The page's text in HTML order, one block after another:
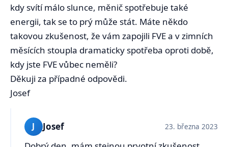
kdy svítí málo slunce, měnič spotřebuje také
energii, tak se to prý může stát. Máte někdo
takovou zkušenost, že vám zapojili FVE a v zimních
měsících stoupla dramaticky spotřeba oproti době,
kdy jste FVE vůbec neměli?
Děkuji za případné odpovědi.
Josef
J Josef 23. března 2023